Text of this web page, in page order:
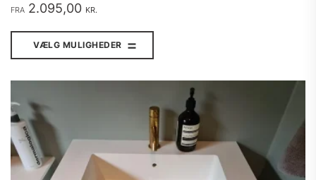
FRA 2.095,00 KR.
VÆLG MULIGHEDER
varianter.
Mulighederne
kan
vælges
på
varesiden